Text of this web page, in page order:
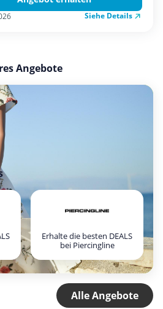
Siehe Details
Angebote
Erhalte die besten DEALS
bei Piercingline
Alle Angebote